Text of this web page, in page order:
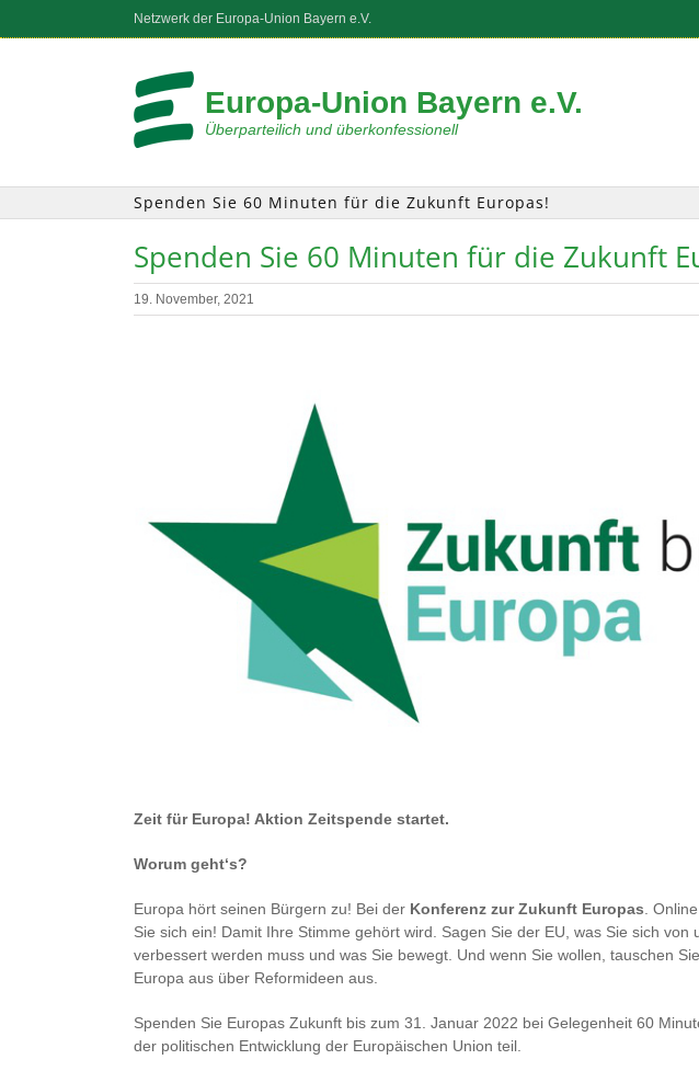
Netzwerk der Europa-Union Bayern e.V.
Europa-Union Bayern e.V.
Überparteilich und überkonfessionell
Spenden Sie 60 Minuten für die Zukunft Europas!
Spenden Sie 60 Minuten für die Zukunft
19. November, 2021
Zeit für Europa! Aktion Zeitspende startet.
Worum geht‘s?
Europa hört seinen Bürgern zu! Bei der Konferenz zur Zukunft Europas.
Sie sich ein! Damit Ihre Stimme gehört wird. Sagen Sie der EU, was Sie sich von
verbessert werden muss und was Sie bewegt. Und wenn Sie wollen, tauschen
Europa aus über Reformideen aus.
Spenden Sie Europas Zukunft bis zum 31. Januar 2022 bei Gelegenheit 60
der politischen Entwicklung der Europäischen Union teil.